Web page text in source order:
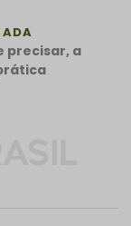
precisar, a